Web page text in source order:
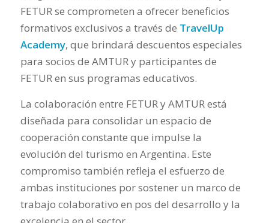
FETUR se comprometen a ofrecer beneficios
formativos exclusivos a través de TravelUp
Academy, que brindará descuentos especiales
para socios de AMTUR y participantes de
FETUR en sus programas educativos.
La colaboración entre FETUR y AMTUR está
diseñada para consolidar un espacio de
cooperación constante que impulse la
evolución del turismo en Argentina. Este
compromiso también refleja el esfuerzo de
ambas instituciones por sostener un marco de
trabajo colaborativo en pos del desarrollo y la